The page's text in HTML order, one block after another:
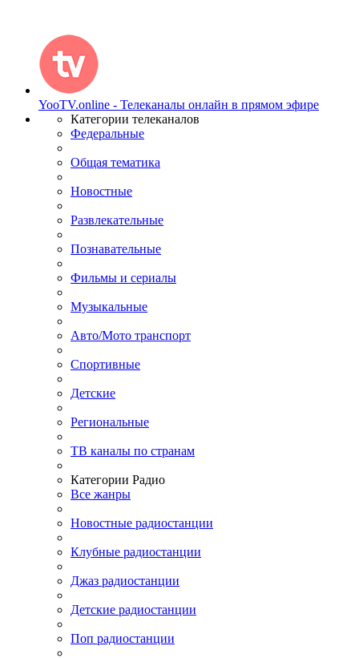
YooTV.online - Телеканалы онлайн в прямом эфире
Категории телеканалов
Федеральные
Общая тематика
Новостные
Развлекательные
Познавательные
Фильмы и сериалы
Музыкальные
Авто/Мото транспорт
Спортивные
Детские
Региональные
ТВ каналы по странам
Категории Радио
Все жанры
Новостные радиостанции
Клубные радиостанции
Джаз радиостанции
Детские радиостанции
Поп радиостанции